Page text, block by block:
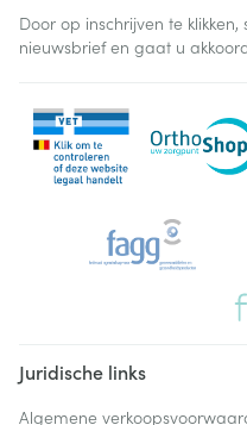
Door op inschrijven te
nieuwsbrief en gaat u
Juridische links
Algemene